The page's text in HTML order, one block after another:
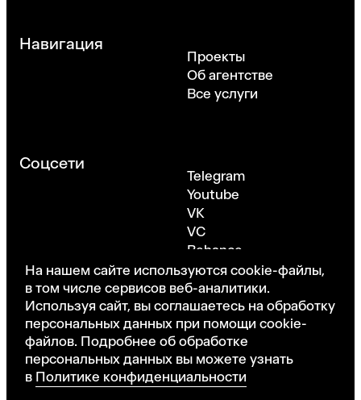
На нашем сайте используются cookie-файлы,
в том числе сервисов веб-аналитики.
Используя сайт, вы соглашаетесь на обработку
персональных данных при помощи cookie-
файлов. Подробнее об обработке
персональных данных вы можете узнать
в Политике конфиденциальности
Навигация
Проекты
Об агентстве
Все услуги
Соцсети
Telegram
Youtube
VK
VC
Behance
Dribbble
Москва, Новохорошевский проезд, 7
©ONY. Все права защищены · Политика
конфиденциальности